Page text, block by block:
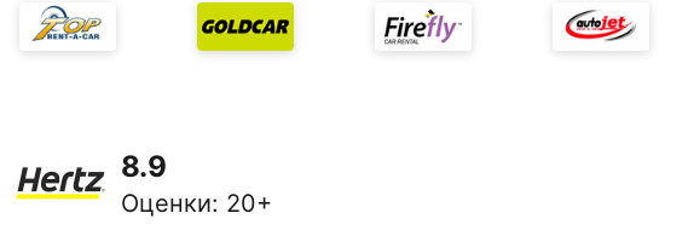
8.9
Оценки: 20+